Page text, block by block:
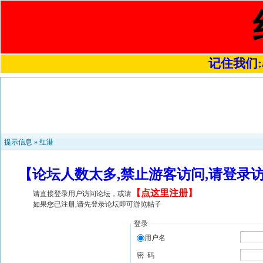
记住我们
提示信息 » 红港
【论坛人数太多,禁止游客访问,请登
请直接登录用户访问论坛，或请 【 点这里注册】
如果您已注册,请先登录论坛即可游览帖子
登录
用户名
密 码